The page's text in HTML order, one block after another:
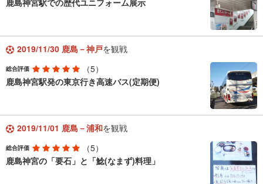
鹿島神宮駅での歴代ユニフォーム展示
2019/11/30 鹿島－神戸を観戦
総合評価
（5）
鹿島神宮駅発の東京行き高速バス(定期便)
2019/11/01 鹿島－浦和を観戦
総合評価
（5）
鹿島神宮の「要石」と「鯰(なまず)料理」